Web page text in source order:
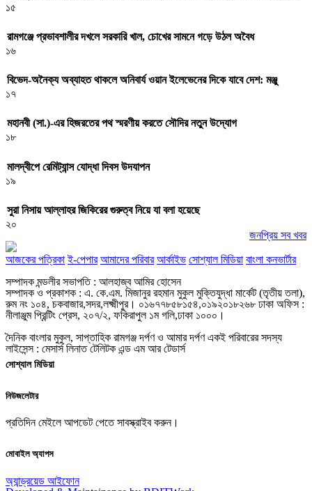
১৫
রামগঞ্জে প্রভাবশালীর দখলে সরকারি খাল, চোখের সামনে গড়ে উঠল অবৈধ
১৬
বিভেদ-অনৈক্য অব্যাহত থাকলে অনিবার্য ওয়ান ইলেভেনের দিকে যাবে দেশ: মঞ্জু
১৭
মহানবী (সা.)-এর হিজরতের পথ স্মরণীয় করতে সৌদির নতুন উদ্যোগ
১৮
মালদ্বীপে রেমিট্যান্স যোদ্ধা দিবস উদযাপন
১৯
সুরা নিসায় আল্লাহর জিকিরের গুরুত্ব নিয়ে যা বলা হয়েছে
২০
জনপ্রিয় সব খবর
আজকের পত্রিকা ই-পেপার আমাদের পরিবার আর্কাইভ সোশ্যাল মিডিয়া বাংলা কনভার্টার
সম্পাদক মন্ডলীর সভাপতি : আলহাজ্ব আমির হোসেন
সম্পাদক ও প্রকাশক : এ. কে.এম. মিজানুর রহমান মুকুল মুক্তিযুদ্ধা মার্কেট (তৃতীয় তলা),
রুম নং ১০৪, চকবাজার,সদর,লক্ষ্মীপুর। ০১৬৭৭৮৫৮১৫৪,০১৯২০১৮২৬৮ ঢাকা অফিস :
নীলাঞ্জুম প্রিন্টিং প্রেস, ২০৭/২, ফকিরাপুল ১ম গলি,ঢাকা ১০০০।
দৈনিক বাংলার মুকুল, সাপ্তাহিক রামগঞ্জ দর্পণ ও আমার দর্পণ একই পরিবারের সদস্য
লাইসেন্স : মেসার্স লিনাত টেলিটক এন্ড এম আর টেডার্স
সোশ্যাল মিডিয়া
নিউজলেটার
প্রতিদিন মেইলে আপডেট পেতে সাবস্ক্রাইব করুন।
মোবাইল অ্যাপস
অ্যান্ড্রয়েড আইফোন